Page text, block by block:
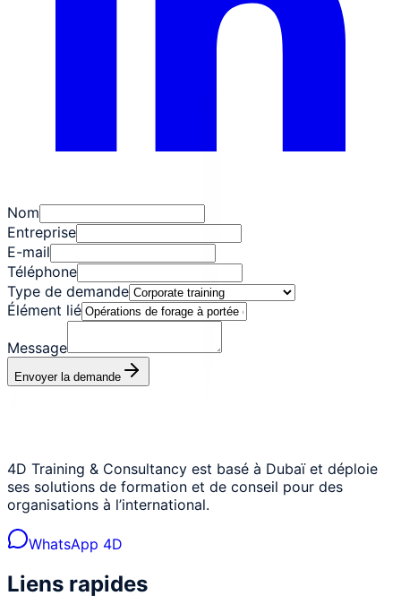
Nom
Entreprise
E-mail
Téléphone
Type de demande
Élément lié
Message
Envoyer la demande
4D Training & Consultancy est basé à Dubaï et déploie
ses solutions de formation et de conseil pour des
organisations à l’international.
WhatsApp 4D
Liens rapides